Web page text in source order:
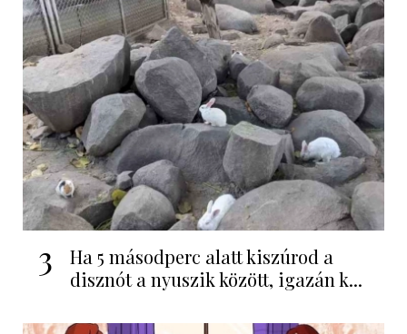
3
Ha 5 másodperc alatt kiszúrod a
disznót a nyuszik között, igazán k...